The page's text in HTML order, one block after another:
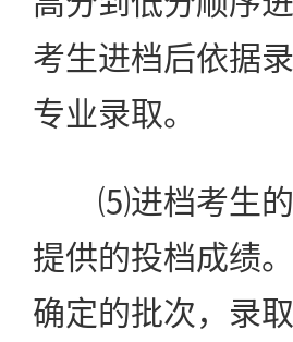
考生进档后依据
专业录取。
⑸进档考生的
提供的投档成绩
确定的批次，录